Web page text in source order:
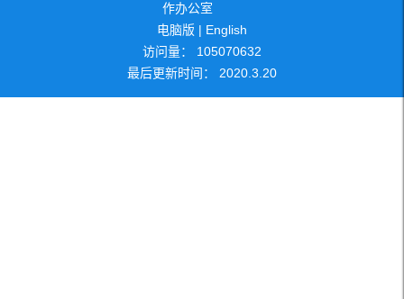
作办公室
电脑版 | English
访问量： 105070632
最后更新时间： 2020 3 20